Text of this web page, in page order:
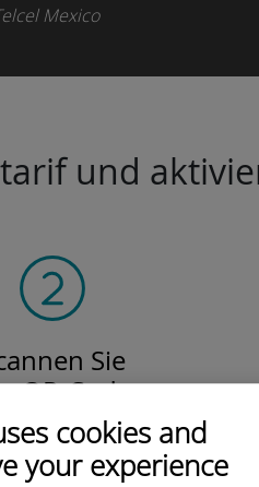
cookies and
your experience
Mexico
und
Sie
QR-Code,
und Ihren Datentarife
aktivieren.
Einfach!